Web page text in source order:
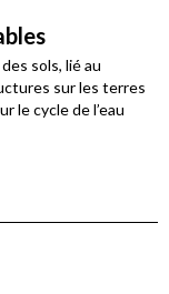
sols, lié au
sur les terres
le cycle de l’eau